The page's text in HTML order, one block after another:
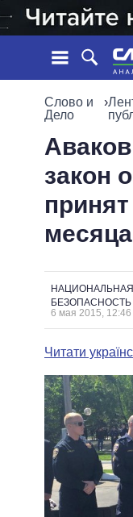
СТАТЬИ
МНЕНИЯ
ОБЗОРЫ
ВСЕ
ГЛАВЫ
МЭРЫ
ВСЕ
Слово и
Дело
›
закон
месяца
НАЦИОНАЛЬНАЯ
БЕЗОПАСНОСТЬ
6 мая 2015, 12:46
Читати